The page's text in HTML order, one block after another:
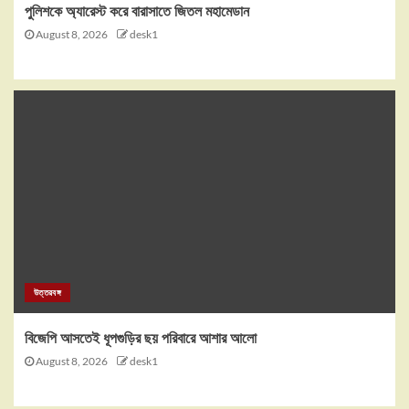
পুলিশকে অ্যারেস্ট করে বারাসাতে জিতল মহামেডান
August 8, 2026 desk1
উত্তরবঙ্গ
বিজেপি আসতেই ধূপগুড়ির ছয় পরিবারে আশার আলো
August 8, 2026 desk1